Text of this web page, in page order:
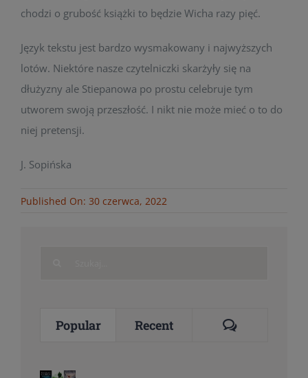
chodzi o grubość książki to będzie Wicha razy pięć.
Język tekstu jest bardzo wysmakowany i najwyższych
lotów. Niektóre nasze czytelniczki skarżyły się na
dłużyzny ale Stiepanowa po prostu celebruje tym
utworem swoją przeszłość. I nikt nie może mieć o to do
niej pretensji.
J. Sopińska
Published On: 30 czerwca, 2022
Popular Recent Comments